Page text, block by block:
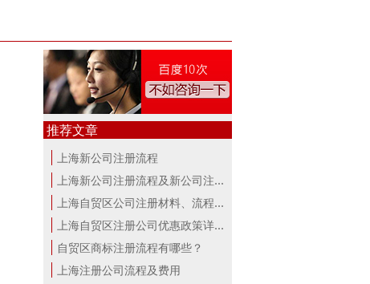
推荐文章
上海新公司注册流程
上海新公司注册流程及新公司注册费用
上海自贸区公司注册材料、流程及费用
上海自贸区注册公司优惠政策详解
自贸区商标注册流程有哪些？
上海注册公司流程及费用